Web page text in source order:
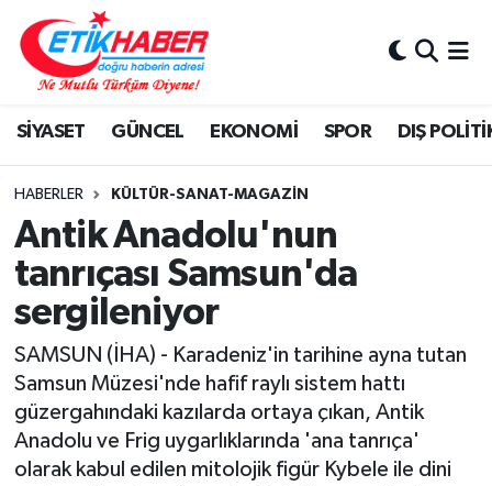
SİYASET GÜNCEL EKONOMİ SPOR DIŞ
HABERLER KÜLTÜR-SANAT-MAGAZİN
Antik Anadolu'nun
tanrıçası Samsun'da
sergileniyor
SAMSUN (İHA) - Karadeniz'in tarihine ayna tutan
Samsun Müzesi'nde hafif raylı sistem hattı
güzergahındaki kazılarda ortaya çıkan, Antik
Anadolu ve Frig uygarlıklarında 'ana tanrıça'
olarak kabul edilen mitolojik figür Kybele ile dini
BİLİM-TEKNOLOJİ
DIŞ POLİTİKA
DÜNYA
EĞİTİM GENÇLİK
EKONOMİ
KÖŞE YAZILARI
KÜLTÜR-SANAT-MAGAZİN
MEDYA
Nöbetçi Eczaneler
Hava Durumu
İstanbul Namaz Vakitleri
Trafik Durumu
Süper Lig Puan Durumu ve Fikstür
Tüm Manşetler
Son Dakika Haberleri
Haber Arşivi